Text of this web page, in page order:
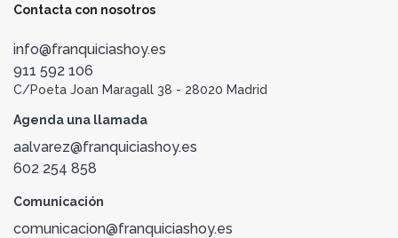
Contacta con nosotros
info@franquiciashoy.es
911 592 106
C/Poeta Joan Maragall 38 - 28020 Madrid
Agenda una llamada
aalvarez@franquiciashoy.es
602 254 858
Comunicación
comunicacion@franquiciashoy.es